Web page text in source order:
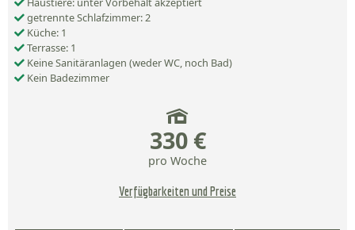
getrennte Schlafzimmer: 2
Küche: 1
Terrasse: 1
Keine Sanitäranlagen (weder WC, noch Bad)
Kein Badezimmer
330 €
pro Woche
Verfügbarkeiten und Preise